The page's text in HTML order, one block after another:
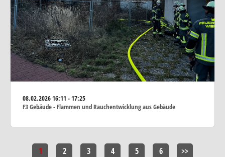
08.02.202616:11 - 17:25
F3 Gebäude - Flammen und Rauchentwicklung aus Gebäude
1 2 3 4 5 6 >>